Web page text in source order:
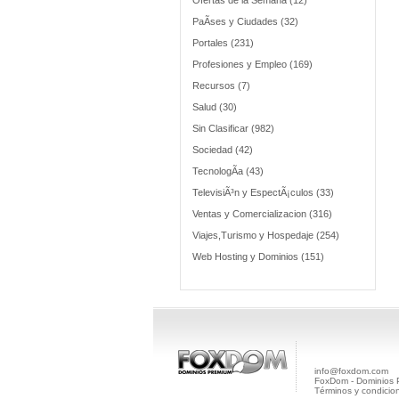
PaÃ­ses y Ciudades (32)
Portales (231)
Profesiones y Empleo (169)
Recursos (7)
Salud (30)
Sin Clasificar (982)
Sociedad (42)
TecnologÃ­a (43)
TelevisiÃ³n y EspectÃ¡culos (33)
Ventas y Comercializacion (316)
Viajes,Turismo y Hospedaje (254)
Web Hosting y Dominios (151)
info@foxdom.com
FoxDom - Dominios
Términos y